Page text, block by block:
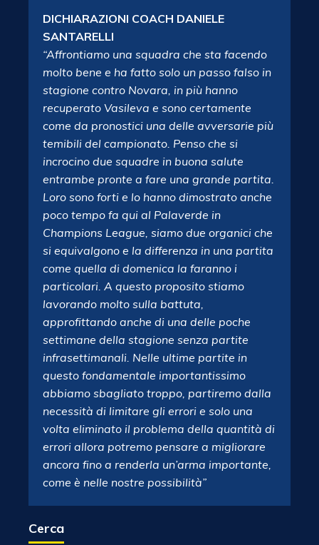
DICHIARAZIONI COACH DANIELE
SANTARELLI
“Affrontiamo una squadra che sta facendo
molto bene e ha fatto solo un passo falso in
stagione contro Novara, in più hanno
recuperato Vasileva e sono certamente
come da pronostici una delle avversarie più
temibili del campionato. Penso che si
incrocino due squadre in buona salute
entrambe pronte a fare una grande partita.
Loro sono forti e lo hanno dimostrato anche
poco tempo fa qui al Palaverde in
Champions League, siamo due organici che
si equivalgono e la differenza in una partita
come quella di domenica la faranno i
particolari. A questo proposito stiamo
lavorando molto sulla battuta,
approfittando anche di una delle poche
settimane della stagione senza partite
infrasettimanali. Nelle ultime partite in
questo fondamentale importantissimo
abbiamo sbagliato troppo, partiremo dalla
necessità di limitare gli errori e solo una
volta eliminato il problema della quantità di
errori allora potremo pensare a migliorare
ancora fino a renderla un’arma importante,
come è nelle nostre possibilità”
Cerca